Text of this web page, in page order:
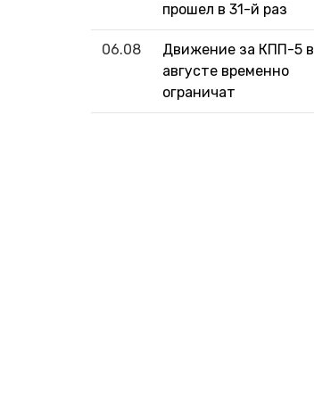
прошел в 31-й раз
06.08
Движение за КПП-5 в
августе временно
ограничат